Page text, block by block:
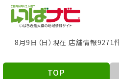
8月9日（日）現在 店舗情報
TOP